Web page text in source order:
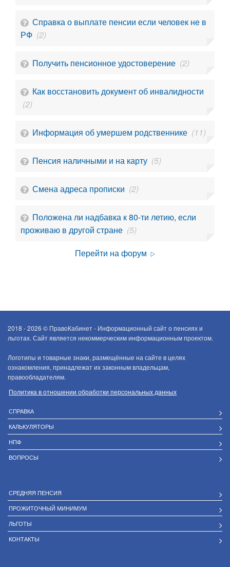
Справка о выплате пенсии если человек не в
РФ (2)
Получить пенсионное удостоверение (2)
Как восстановить документ об инвалидности
(2)
Информация об умершем родственнике (11)
Пенсия наличными и на карту (5)
Смена адреса прописки (2)
Положена ли надбавка к 80-ти летию, если
проживаю в другой стране (5)
Перейти на форум
2018 - 2026 © ПравоКабинет - Информационный сайт о пенсиях и
льготах. Сайт является некоммерческим информационным проектом.
Логотипы и товарные знаки, размещённые на сайте в целях
ознакомления, принадлежат их законным владельцам,
правообладателям.
Политика в отношении обработки персональных данных
СПРАВКА
КАЛЬКУЛЯТОРЫ
НПФ
ВОПРОСЫ
СРЕДНЯЯ ПЕНСИЯ
ПРОЖИТОЧНЫЙ МИНИМУМ
ЛЬГОТЫ
КОНТАКТЫ